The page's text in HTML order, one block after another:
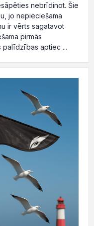
nebrīdinot. Šie
jo nepieciešama
ir vērts sagatavot
pirmās
palīdzības aptiec ...